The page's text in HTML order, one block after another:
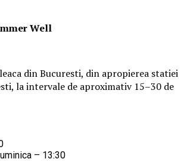
Well
din Bucuresti, din apropierea statiei
la intervale de aproximativ 15–30 de
– 13:30